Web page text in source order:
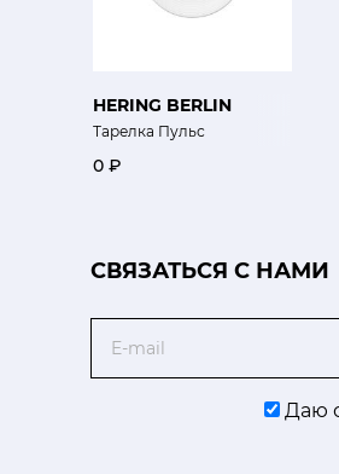
HERING BERLIN
Тарелка Пульс
0 ₽
CВЯЗАТЬСЯ С НАМИ
Даю